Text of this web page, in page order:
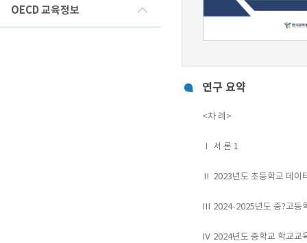
OECD 교육정보
연구 요약
<차 례>
Ⅰ 서 론 1
Ⅱ 2023년도 초등학교 데이
Ⅲ 2024-2025년도 중?고등
Ⅳ 2024년도 중학교 학교교